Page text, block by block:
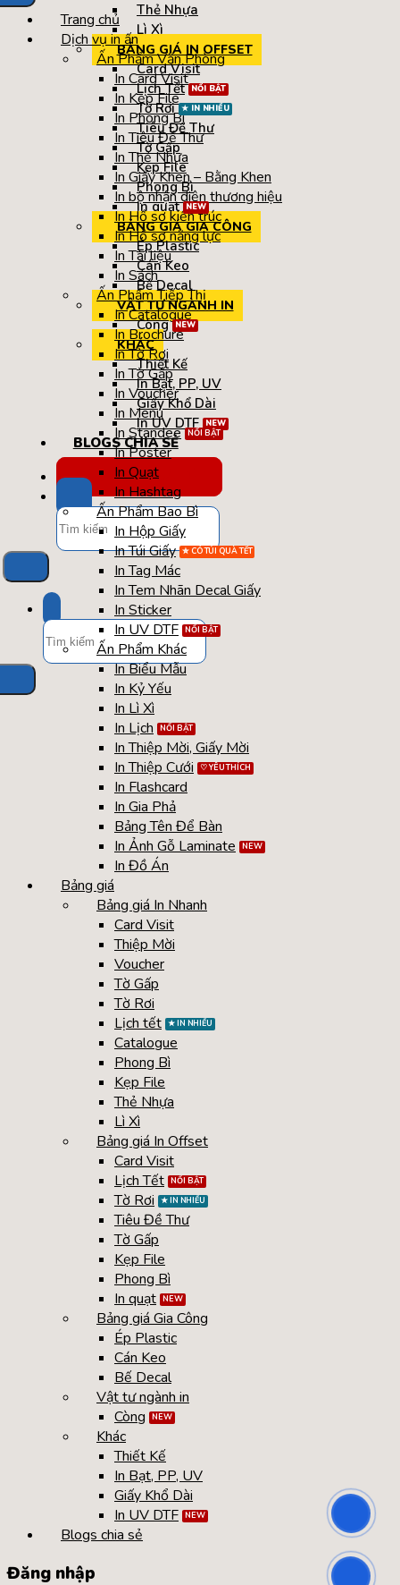
Thẻ Nhựa
Lì Xì
BẢNG GIÁ IN OFFSET
Card Visit
Lịch Tết
Tờ Rơi
Tiêu Đề Thư
Tờ Gấp
Kẹp File
Phong Bì
In quạt
BẢNG GIÁ GIA CÔNG
Ép Plastic
Cán Keo
Bế Decal
VẬT TƯ NGÀNH IN
Còng
KHÁC
Thiết Kế
In Bạt, PP, UV
Giấy Khổ Dài
In UV DTF
BLOGS CHIA SẺ
TÚI / HỘP QUÀ TẾT
Tìm
kiếm:
Tìm
kiếm:
Trang chủ
Dịch vụ in ấn
Ấn Phẩm Văn Phòng
In Card Visit
In Kẹp File
In Phong Bì
In Tiêu Đề Thư
In Thẻ Nhựa
In Giấy Khen – Bằng Khen
In bộ nhận diện thương hiệu
In Hồ sơ kiến trúc
In Hồ sơ năng lực
In Tài liệu
In Sách
Ấn Phẩm Tiếp Thị
In Catalogue
In Brochure
In Tờ Rơi
In Tờ Gấp
In Voucher
In Menu
In Standee
In Poster
In Quạt
In Hashtag
Ấn Phẩm Bao Bì
In Hộp Giấy
In Túi Giấy
In Tag Mác
In Tem Nhãn Decal Giấy
In Sticker
In UV DTF
Ấn Phẩm Khác
In Biểu Mẫu
In Kỷ Yếu
In Lì Xì
In Lịch
In Thiệp Mời, Giấy Mời
In Thiệp Cưới
In Flashcard
In Gia Phả
Bảng Tên Để Bàn
In Ảnh Gỗ Laminate
In Đồ Án
Bảng giá
Bảng giá In Nhanh
Card Visit
Thiệp Mời
Voucher
Tờ Gấp
Tờ Rơi
Lịch tết
Catalogue
Phong Bì
Kẹp File
Thẻ Nhựa
Lì Xì
Bảng giá In Offset
Card Visit
Lịch Tết
Tờ Rơi
Tiêu Đề Thư
Tờ Gấp
Kẹp File
Phong Bì
In quạt
Bảng giá Gia Công
Ép Plastic
Cán Keo
Bế Decal
Vật tư ngành in
Còng
Khác
Thiết Kế
In Bạt, PP, UV
Giấy Khổ Dài
In UV DTF
Blogs chia sẻ
Đăng nhập